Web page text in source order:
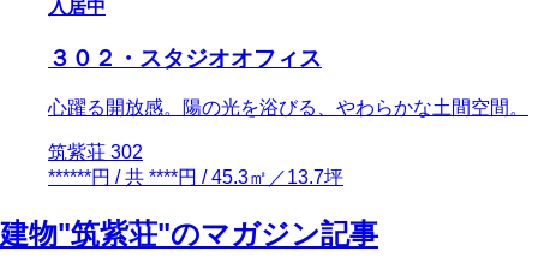
入居中
３０２・スタジオオフィス
心躍る開放感。陽の光を浴びる、やわらかな土間空間。
筑紫荘 302
******円 / 共 ****円 / 45.3㎡／13.7坪
建物"筑紫荘"のマガジン記事